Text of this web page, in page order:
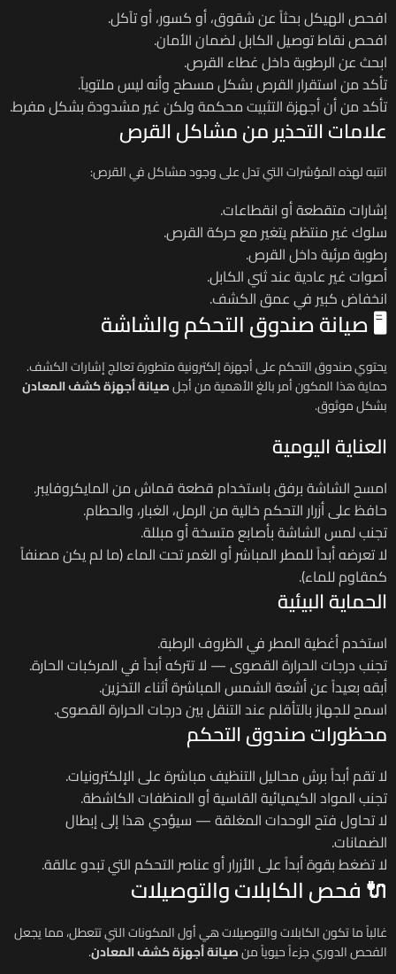
افحص الهيكل بحثاً عن شقوق، أو كسور، أو تآكل.
افحص نقاط توصيل الكابل لضمان الأمان.
ابحث عن الرطوبة داخل غطاء القرص.
تأكد من استقرار القرص بشكل مسطح وأنه ليس ملتوياً.
تأكد من أن أجهزة التثبيت محكمة ولكن غير مشدودة بشكل مفرط.
علامات التحذير من مشاكل القرص
انتبه لهذه المؤشرات التي تدل على وجود مشاكل في القرص:
إشارات متقطعة أو انقطاعات.
سلوك غير منتظم يتغير مع حركة القرص.
رطوبة مرئية داخل القرص.
أصوات غير عادية عند ثني الكابل.
انخفاض كبير في عمق الكشف.
🖥️ صيانة صندوق التحكم والشاشة
يحتوي صندوق التحكم على أجهزة إلكترونية متطورة تعالج إشارات الكشف.
حماية هذا المكون أمر بالغ الأهمية من أجلصيانة أجهزة كشف المعادن
بشكل موثوق.
العناية اليومية
امسح الشاشة برفق باستخدام قطعة قماش من المايكروفايبر.
حافظ على أزرار التحكم خالية من الرمل، الغبار، والحطام.
تجنب لمس الشاشة بأصابع متسخة أو مبللة.
لا تعرضه أبداً للمطر المباشر أو الغمر تحت الماء (ما لم يكن مصنفاً
كمقاوم للماء).
الحماية البيئية
استخدم أغطية المطر في الظروف الرطبة.
تجنب درجات الحرارة القصوى — لا تتركه أبداً في المركبات الحارة.
أبقه بعيداً عن أشعة الشمس المباشرة أثناء التخزين.
اسمح للجهاز بالتأقلم عند التنقل بين درجات الحرارة القصوى.
محظورات صندوق التحكم
لا تقم أبداً برش محاليل التنظيف مباشرة على الإلكترونيات.
تجنب المواد الكيميائية القاسية أو المنظفات الكاشطة.
لا تحاول فتح الوحدات المغلقة — سيؤدي هذا إلى إبطال
الضمانات.
لا تضغط بقوة أبداً على الأزرار أو عناصر التحكم التي تبدو عالقة.
🔌 فحص الكابلات والتوصيلات
غالباً ما تكون الكابلات والتوصيلات هي أول المكونات التي تتعطل، مما يجعل
الفحص الدوري جزءاً حيوياً منصيانة أجهزة كشف المعادن.